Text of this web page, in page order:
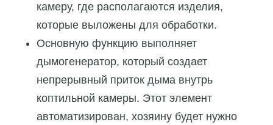
камеру, где располагаются изделия,
которые выложены для обработки.
Основную функцию выполняет
дымогенератор, который создает
непрерывный приток дыма внутрь
коптильной камеры. Этот элемент
автоматизирован, хозяину будет нужно